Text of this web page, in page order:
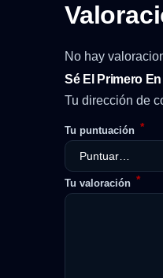
No hay
Sé El Primero
Tu dirección de
Tu puntuación *
Tu valoración *